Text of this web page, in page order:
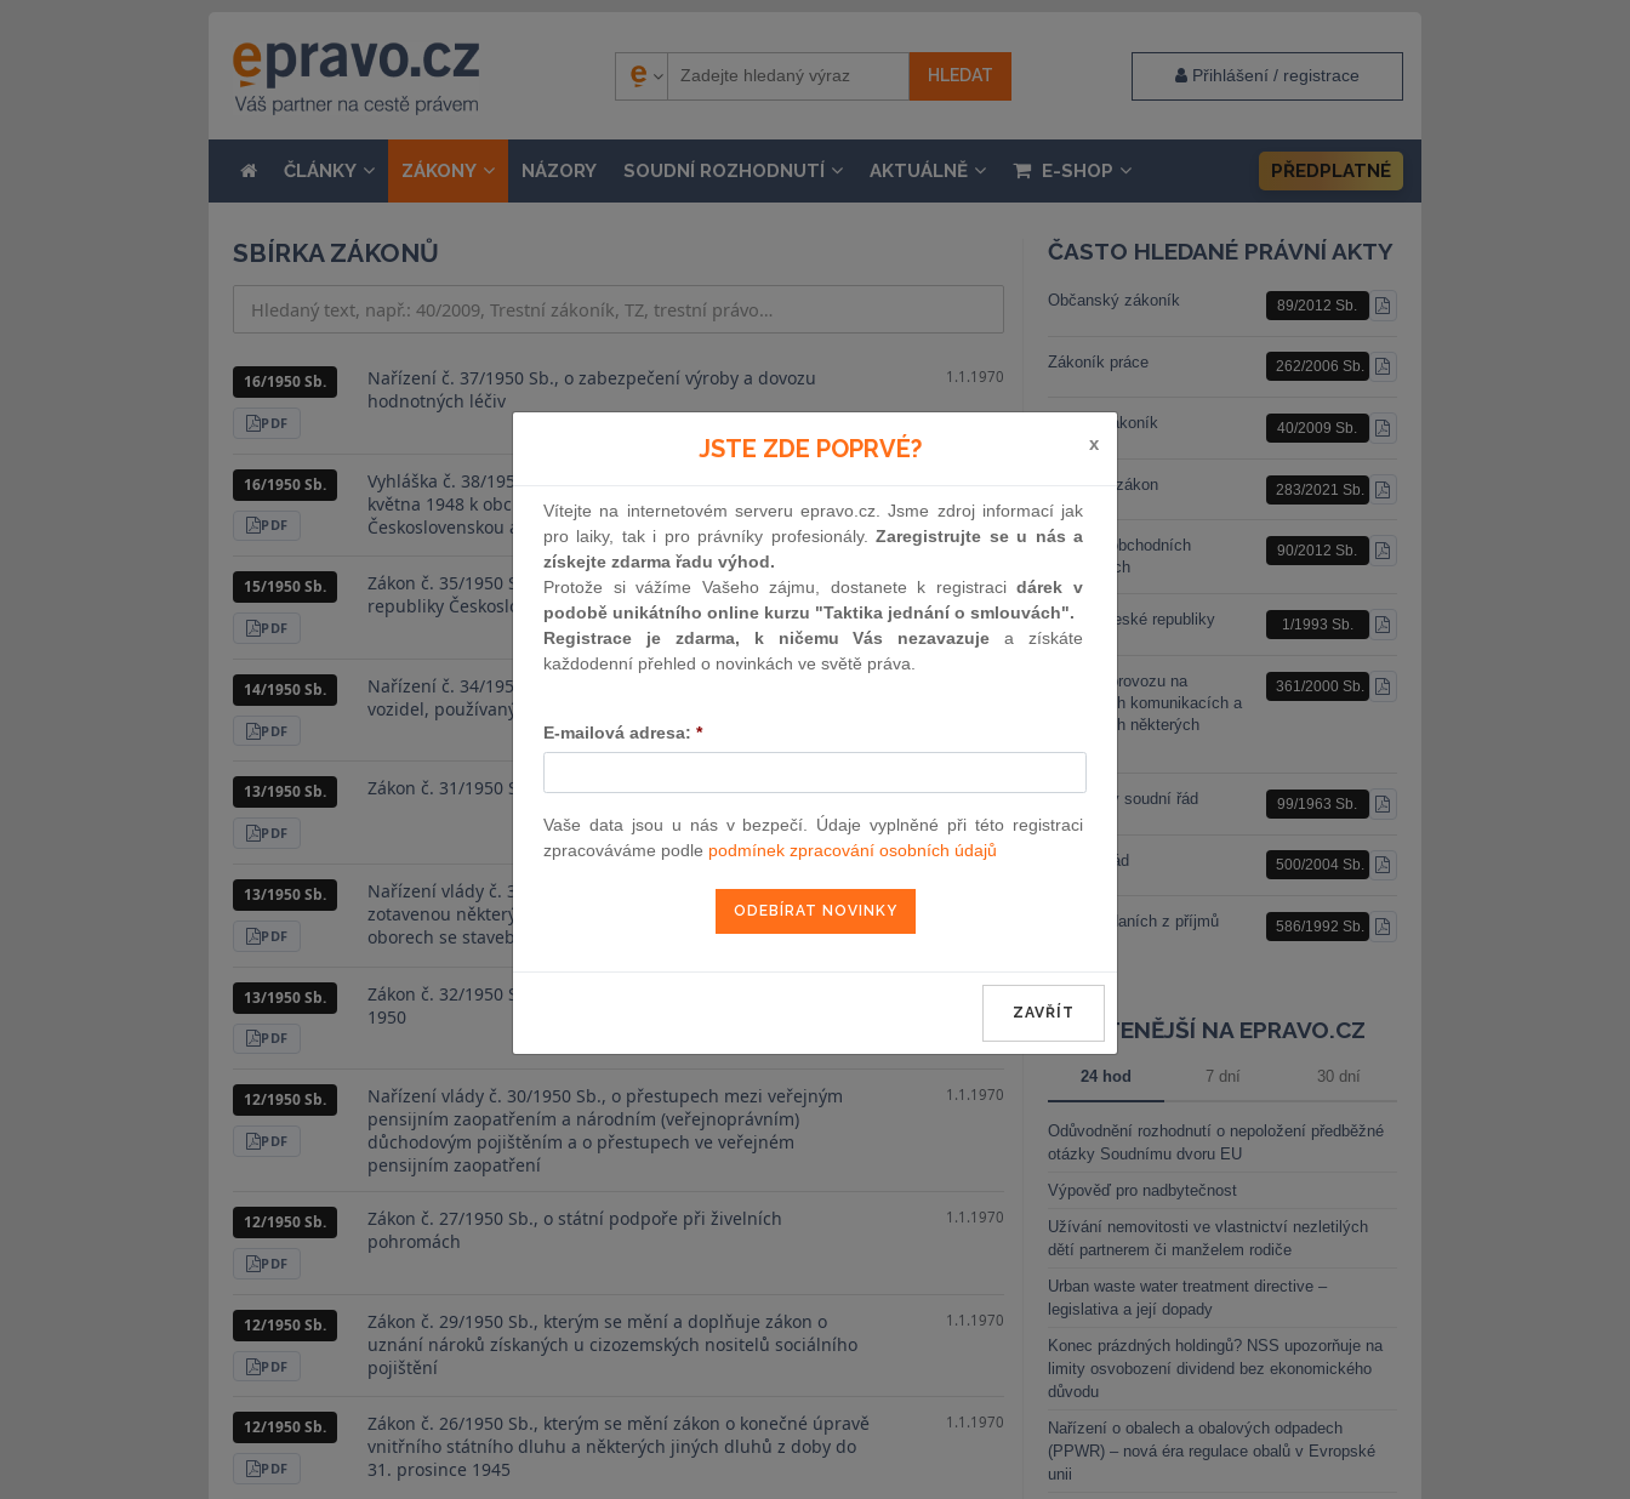
Přihlášení / registrace
ČLÁNKY ZÁKONY NÁZORY SOUDNÍ ROZHODNUTÍ AKTUÁLNĚ E-SHOP PŘEDPLATNÉ
SBÍRKA ZÁKONŮ
16/1950 Sb.
STÁHNOUT
Nařízení č. 37/1950 Sb., o zabezpečení výroby a dovozu
hodnotných léčiv
1.1.1970
16/1950 Sb.
STÁHNOUT
Vyhláška č. 38/1950 Sb., o dodatkové dohodě ze dne 18.
května 1948 k obchodní úmluvě mezi republikou
Československou a Francií
15/1950 Sb.
STÁHNOUT
Zákon č. 35/1950 Sb., kterým se stanoví státní rozpočet
republiky Československé na rok 1950 (rozpočtový zákon)
1.1.1970
14/1950 Sb.
STÁHNOUT
Nařízení č. 34/1950 Sb., o zcizování silničních motorových
vozidel, používaných pro živnostenskou dopravu
13/1950 Sb.
STÁHNOUT
Zákon č. 31/1950 Sb., o Státní bance československé
13/1950 Sb.
STÁHNOUT
Nařízení vlády č. 33/1950 Sb., o placené dovolené na
zotavenou některých zaměstnanců ve stavebnictví a v
oborech se stavebnictvím souvisících v roce 1950
13/1950 Sb.
STÁHNOUT
Zákon č. 32/1950 Sb., o placené dovolené na zotavenou v roce
1950
1.1.1970
12/1950 Sb.
STÁHNOUT
Nařízení vlády č. 30/1950 Sb., o přestupech mezi veřejným
pensijním zaopatřením a národním (veřejnoprávním)
důchodovým pojištěním a o přestupech ve veřejném
pensijním zaopatření
1.1.1970
12/1950 Sb.
STÁHNOUT
Zákon č. 27/1950 Sb., o státní podpoře při živelních
pohromách
1.1.1970
12/1950 Sb.
STÁHNOUT
Zákon č. 29/1950 Sb., kterým se mění a doplňuje zákon o
uznání nároků získaných u cizozemských nositelů sociálního
pojištění
1.1.1970
12/1950 Sb.
STÁHNOUT
Zákon č. 26/1950 Sb., kterým se mění zákon o konečné úpravě
vnitřního státního dluhu a některých jiných dluhů z doby do
31. prosince 1945
1.1.1970
ČASTO HLEDANÉ PRÁVNÍ AKTY
Občanský zákoník 89/2012 Sb.
STÁHNOUT
Zákoník práce 262/2006 Sb.
STÁHNOUT
Trestní zákoník 40/2009 Sb.
STÁHNOUT
Stavební zákon 283/2021 Sb.
STÁHNOUT
Zákon o obchodních
korporacích
90/2012 Sb.
STÁHNOUT
Ústava České republiky 1/1993 Sb.
STÁHNOUT
Zákon o provozu na
pozemních komunikacích a
o změnách některých
361/2000 Sb.
STÁHNOUT
Občanský soudní řád 99/1963 Sb.
STÁHNOUT
Správní řád 500/2004 Sb.
STÁHNOUT
Zákon o daních z příjmů 586/1992 Sb.
STÁHNOUT
NEJČTENĚJŠÍ NA EPRAVO.CZ
24 hod 7 dní 30 dní
Odůvodnění rozhodnutí o nepoložení předběžné
otázky Soudnímu dvoru EU
Výpověď pro nadbytečnost
Užívání nemovitosti ve vlastnictví nezletilých
dětí partnerem či manželem rodiče
Urban waste water treatment directive –
legislativa a její dopady
Konec prázdných holdingů? NSS upozorňuje na
limity osvobození dividend bez ekonomického
důvodu
Nařízení o obalech a obalových odpadech
(PPWR) – nová éra regulace obalů v Evropské
unii
JSTE ZDE POPRVÉ? x
Vítejte na internetovém serveru epravo.cz. Jsme zdroj informací jak
pro laiky, tak i pro právníky profesionály.Zaregistrujte se u nás a
získejte zdarma řadu výhod.
Protože si vážíme Vašeho zájmu, dostanete k registracidárek v
podobě unikátního online kurzu "Taktika jednání o smlouvách".
Registrace je zdarma, k ničemu Vás nezavazuje a získáte
každodenní přehled o novinkách ve světě práva.
E-mailová adresa: *
Vaše data jsou u nás v bezpečí. Údaje vyplněné při této registraci
zpracováváme podle podmínek zpracování osobních údajů
ZAVŘÍT